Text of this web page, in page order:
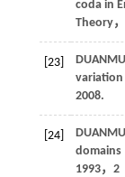
coda in
Theory
[23]
variation
2008.
[24]
domains
1993，2